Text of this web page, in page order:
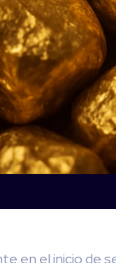
en el inicio de